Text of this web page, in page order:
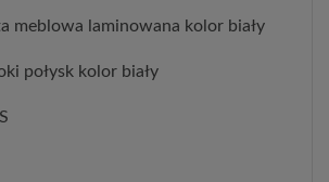
meblowa laminowana kolor biały
połysk kolor biały